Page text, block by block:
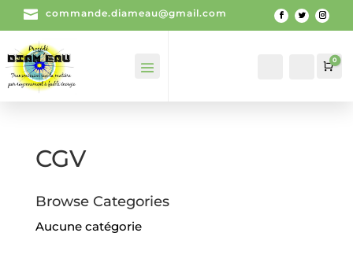
 commande.diameau@gmail.com
0
CGV
Browse Categories
Aucune catégorie